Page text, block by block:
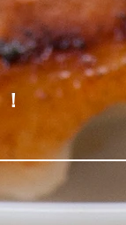
記載しております。
外への配送はお受
る場合
約になります。準備
より商品発送が遅れ
ない場合
をしていますので天
様へ
い場合は大変申し